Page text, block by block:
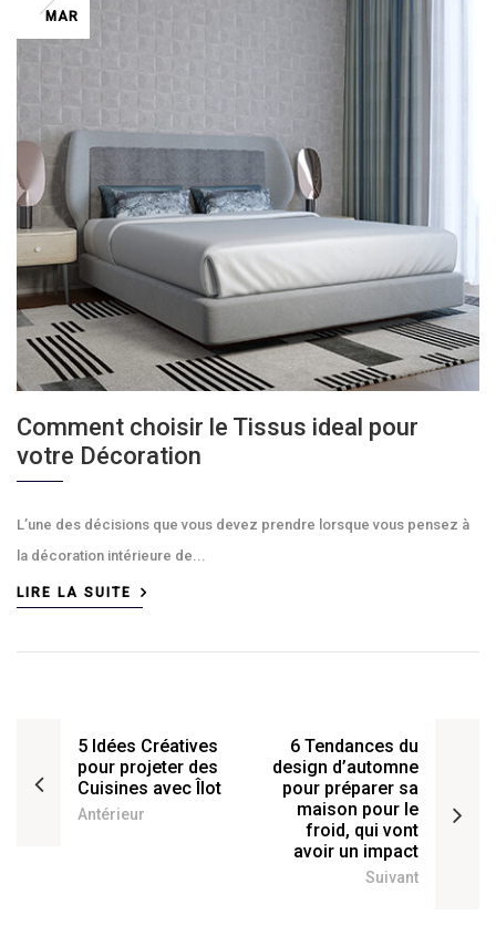
MAR
Comment choisir le Tissus ideal pour
votre Décoration
L’une des décisions que vous devez prendre lorsque vous pensez à
la décoration intérieure de...
LIRE LA SUITE
5 Idées Créatives
pour projeter des
Cuisines avec Îlot
Antérieur
6 Tendances du
design d’automne
pour préparer sa
maison pour le
froid, qui vont
avoir un impact
Suivant